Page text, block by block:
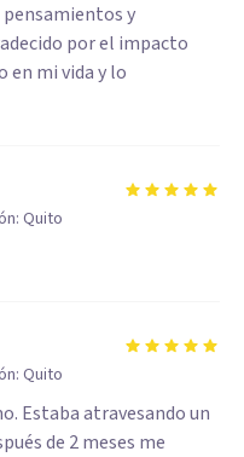
y
por el impacto
en mi vida y lo
Quito
Quito
Estaba atravesando un
de 2 meses me